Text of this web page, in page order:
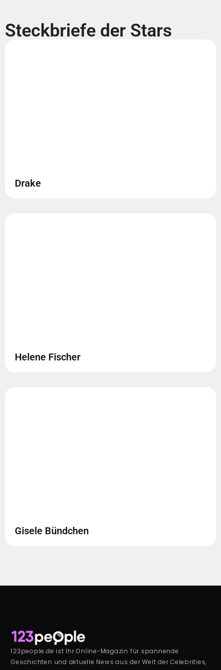
Steckbriefe der Stars
Drake
Helene Fischer
Gisele Bündchen
123people.de ist Ihr Online-Magazin für spannende
Geschichten und aktuelle News aus der Welt der Celebrities,